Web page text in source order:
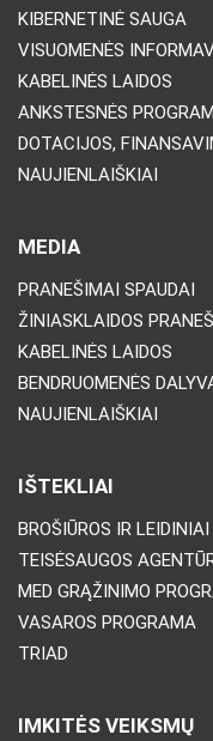
KIBERNETINĖ SAUGA
VISUOMENĖS
KABELINĖS LAIDOS
ANKSTESNĖS
DOTACIJOS,
NAUJIENLAIŠKIAI
MEDIA
PRANEŠIMAI SPAUDAI
ŽINIASKLAIDOS
KABELINĖS LAIDOS
BENDRUOMENĖS
NAUJIENLAIŠKIAI
IŠTEKLIAI
BROŠIŪROS IR LEIDINIAI
TEISĖSAUGOS
MED GRĄŽINIMO
VASAROS PROGRAMA
TRIAD
IMKITĖS VEIKSMŲ